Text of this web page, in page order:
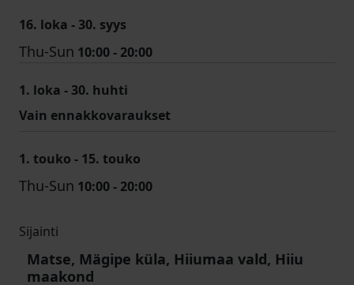
16. loka - 30. syys
Thu-Sun 10:00 - 20:00
1. loka - 30. huhti
Vain ennakkovaraukset
1. touko - 15. touko
Thu-Sun 10:00 - 20:00
Sijainti
Matse, Mägipe küla, Hiiumaa vald, Hiiu
maakond